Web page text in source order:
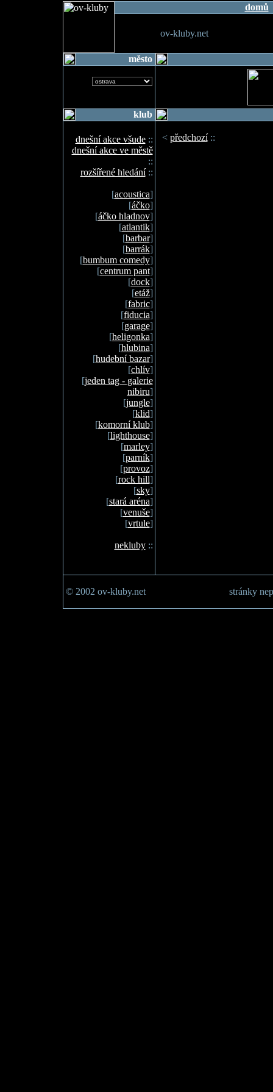
domů
ov-kluby.net
město
klub
dnešní akce všude::
dnešní akce ve městě
::
rozšířené hledání::
[acoustica]
[áčko]
[áčko hladnov]
[atlantik]
[barbar]
[barrák]
[bumbum comedy]
[centrum pant]
[dock]
[etáž]
[fabric]
[fiducia]
[garage]
[heligonka]
[hlubina]
[hudební bazar]
[chlív]
[jeden tag - galerie
nibiru]
[jungle]
[klid]
[komorní klub]
[lighthouse]
[marley]
[parník]
[provoz]
[rock hill]
[sky]
[stará aréna]
[venuše]
[vrtule]
nekluby::
< předchozí::
© 2002 ov-kluby.net stránky